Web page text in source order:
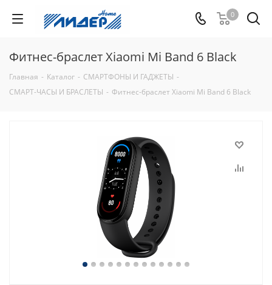
0
Фитнес-браслет Xiaomi Mi Band 6 Black
Главная - Каталог - СМАРТФОНЫ И ГАДЖЕТЫ -
СМАРТ-ЧАСЫ И БРАСЛЕТЫ - Фитнес-браслет Xiaomi Mi Band 6 Black